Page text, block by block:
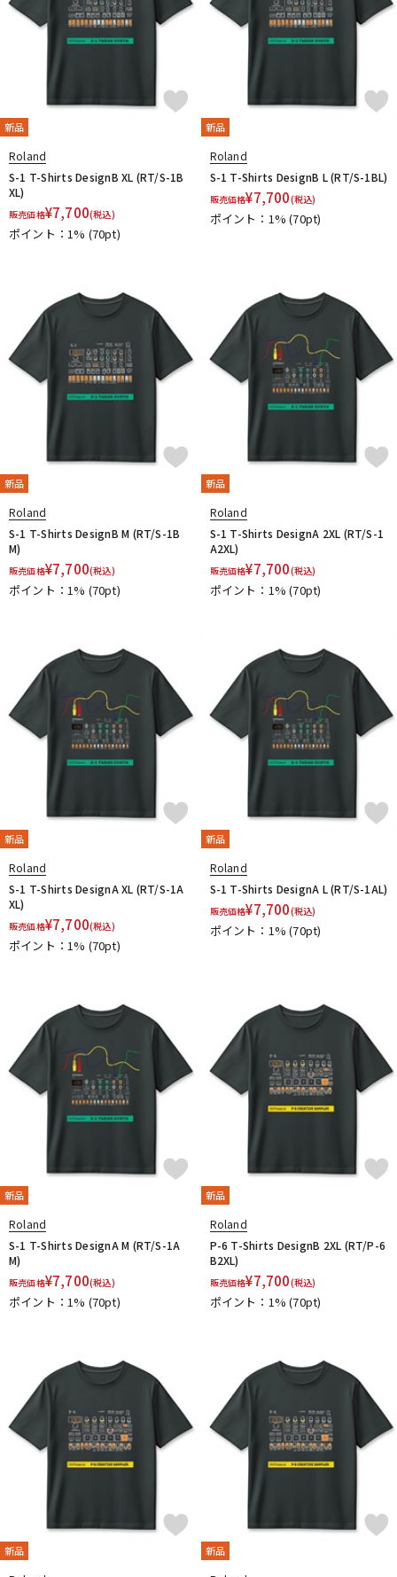
春日 杉原書店 青い鳥∞黄い蜂 日本娯楽
名城商会
明和電機
TONE GEAR
M.Baron
Henle
Universal
Salabert
Dr.Case
Billaudot
Max Eschig
Bote And Bock
International Music
Edition Wilhelm Hansen
Asterope
Rubank
日本アコースティックレコーズ
Cable Cup
Richard Schauer
ぼっち・ざ・ろっく！
Musikverlag Hans Sikorski
AURORA STRINGS
Lydke Musikverlag
Theodore Presser
Groove Garage
AQUBE MUSIC PRODUCTS
Ergo Straps
新品
Roland
S-1 T-Shirts DesignB XL (RT/S-1B
XL)
販売価格¥7,700(税込)
ポイント：1% (70pt)
新品
Roland
S-1 T-Shirts DesignB L (RT/S-1BL)
販売価格¥7,700(税込)
ポイント：1%(70pt)
新品
Roland
S-1 T-Shirts DesignB M (RT/S-1B
M)
販売価格¥7,700(税込)
ポイント：1% (70pt)
新品
Roland
S-1 T-Shirts DesignA 2XL (RT/S-1
A2XL)
販売価格¥7,700(税込)
ポイント：1%(70pt)
新品
Roland
S-1 T-Shirts DesignA XL (RT/S-1A
XL)
販売価格¥7,700(税込)
ポイント：1% (70pt)
新品
Roland
S-1 T-Shirts DesignA L (RT/S-1AL)
販売価格¥7,700(税込)
ポイント：1%(70pt)
新品
Roland
S-1 T-Shirts DesignA M (RT/S-1A
M)
販売価格¥7,700(税込)
ポイント：1% (70pt)
新品
Roland
P-6 T-Shirts DesignB 2XL (RT/P-6
B2XL)
販売価格¥7,700(税込)
ポイント：1%(70pt)
新品 新品